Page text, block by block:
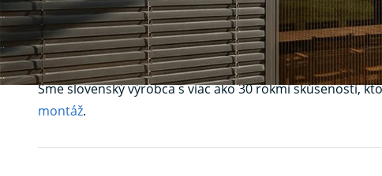
Hľadáte kvalitné a funkčnésieťky na oknáv Rimavskej
umožňujú prirodzené vetranie bez nepríjemných
Sme slovenský výrobca s viac ako 30 rokmi skúseností,
montáž.